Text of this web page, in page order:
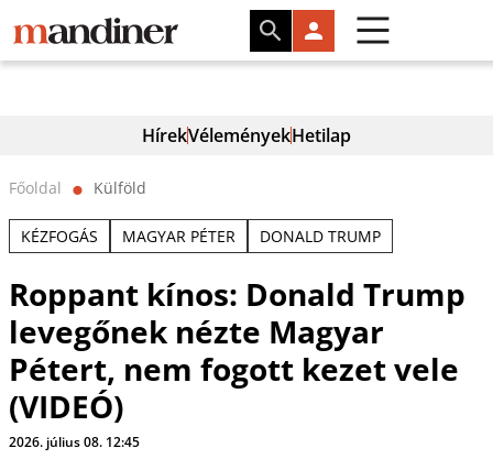
HírekVéleményekHetilap
Főoldal ⬤ Külföld
KÉZFOGÁS MAGYAR PÉTER DONALD TRUMP
Roppant kínos: Donald Trump
levegőnek nézte Magyar
Pétert, nem fogott kezet vele
(VIDEÓ)
2026. július 08. 12:45